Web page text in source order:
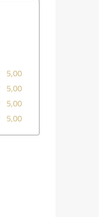
5,00
5,00
5,00
5,00